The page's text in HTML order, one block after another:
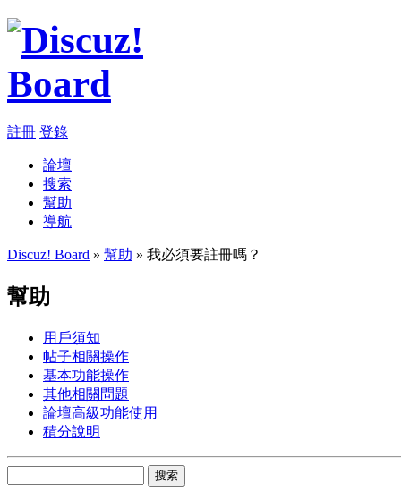
註冊 登錄
論壇
搜索
幫助
導航
Discuz! Board » 幫助 » 我必須要註冊嗎？
幫助
用戶須知
帖子相關操作
基本功能操作
其他相關問題
論壇高級功能使用
積分說明
搜索